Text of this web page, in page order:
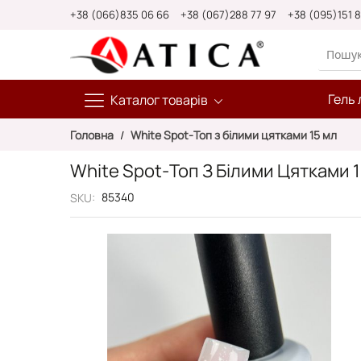
+38 (066)835 06 66 +38 (067)288 77 97 +38 (095)151
Каталог товарів Гель
Головна White Spot-Топ з білими цятками 15 мл
White Spot-Топ З Білими Цятками
SKU 85340